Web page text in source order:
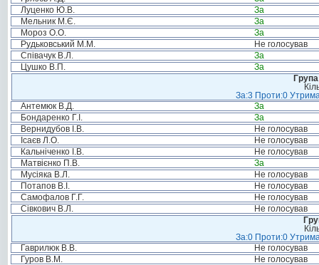
Луценко Ю.В.
За
Мельник М.Є.
За
Мороз О.О.
За
Рудьковський М.М.
Не голосував
Співачук В.Л.
За
Цушко В.П.
За
За:3 Проти:0
Антемюк В.Д.
За
Бондаренко Г.І.
За
Вернидубов І.В.
Не голосував
Ісаєв Л.О.
Не голосував
Кальніченко І.В.
Не голосував
Матвієнко П.В.
За
Мусіяка В.Л.
Не голосував
Потапов В.І.
Не голосував
Самофалов Г.Г.
Не голосував
Сівкович В.Л.
Не голосував
За:0 Проти:0
Гаврилюк В.В.
Не голосував
Гуров В.М.
Не голосував